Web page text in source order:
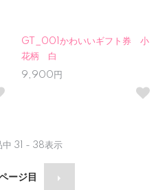
GT_001かわいいギフト券 小
花柄 白
9,900円
中 31 - 38表示
ージ目